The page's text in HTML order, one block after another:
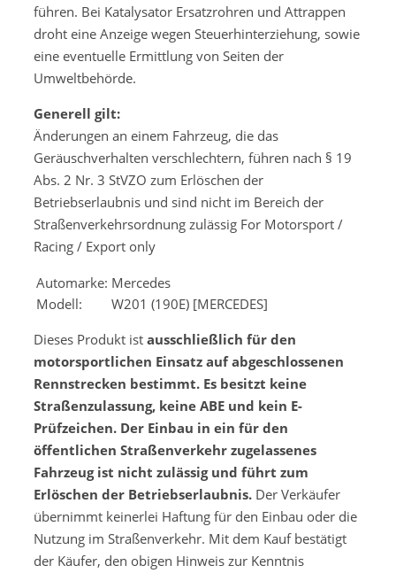
führen. Bei Katalysator Ersatzrohren und Attrappen
droht eine Anzeige wegen Steuerhinterziehung, sowie
eine eventuelle Ermittlung von Seiten der
Umweltbehörde.
Generell gilt:
Änderungen an einem Fahrzeug, die das
Geräuschverhalten verschlechtern, führen nach § 19
Abs. 2 Nr. 3 StVZO zum Erlöschen der
Betriebserlaubnis und sind nicht im Bereich der
Straßenverkehrsordnung zulässig For Motorsport /
Racing / Export only
Automarke: Mercedes
Modell:
W201 (190E) [MERCEDES]
Dieses Produkt ist ausschließlich für den
motorsportlichen Einsatz auf abgeschlossenen
Rennstrecken bestimmt. Es besitzt keine
Straßenzulassung, keine ABE und kein E-
Prüfzeichen. Der Einbau in ein für den
öffentlichen Straßenverkehr zugelassenes
Fahrzeug ist nicht zulässig und führt zum
Erlöschen der Betriebserlaubnis. Der Verkäufer
übernimmt keinerlei Haftung für den Einbau oder die
Nutzung im Straßenverkehr. Mit dem Kauf bestätigt
der Käufer, den obigen Hinweis zur Kenntnis